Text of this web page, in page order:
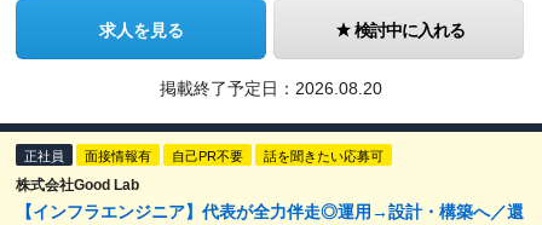
求人を見る 検討中に入れる
掲載終了予定日： 2026.08.20
正社員 面接情報有 自己PR不要 話を聞きたい応募可
株式会社Good Lab
【インフラエンジニア】代表が全力伴走◎運用→設計・構築へ／還